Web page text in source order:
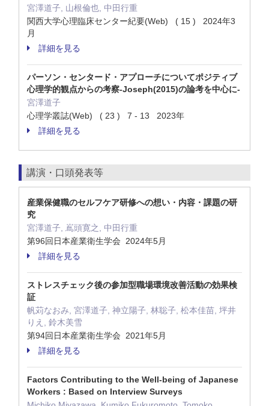
宮澤道子, 山根倫也, 中田行重
関西大学心理臨床センター紀要(Web) ( 15 ) 2024年3
月
詳細を見る
パーソン・センタード・アプローチについてポジティブ
心理学的観点からの考察-Joseph(2015)の論考を中心に-
宮澤道子
心理学叢誌(Web) ( 23 ) 7 - 13 2023年
詳細を見る
講演・口頭発表等
産業保健職のセルフケア研修への想い・内容・課題の研
究
宮澤道子, 嶌頭寛之, 中田行重
第96回日本産業衛生学会 2024年5月
詳細を見る
ストレスチェック後の参加型職場環境改善活動の効果検
証
帆苅なおみ, 宮澤道子, 神立陽子, 林聡子, 松本佳苗, 坪井
りえ, 鈴木美雪
第94回日本産業衛生学会 2021年5月
詳細を見る
Factors Contributing to the Well-being of Japanese
Workers : Based on Interview Surveys